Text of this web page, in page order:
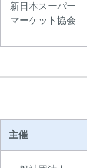
新日本スーパー
マーケット協会
主催